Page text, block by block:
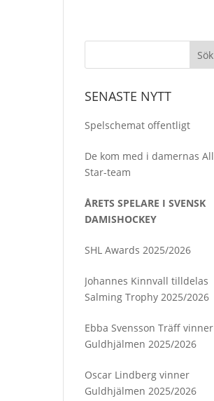
SENASTE NYTT
Spelschemat offentligt
De kom med i damernas All
Star-team
ÅRETS SPELARE I SVENSK
DAMISHOCKEY
SHL Awards 2025/2026
Johannes Kinnvall tilldelas
Salming Trophy 2025/2026
Ebba Svensson Träff vinner
Guldhjälmen 2025/2026
Oscar Lindberg vinner
Guldhjälmen 2025/2026